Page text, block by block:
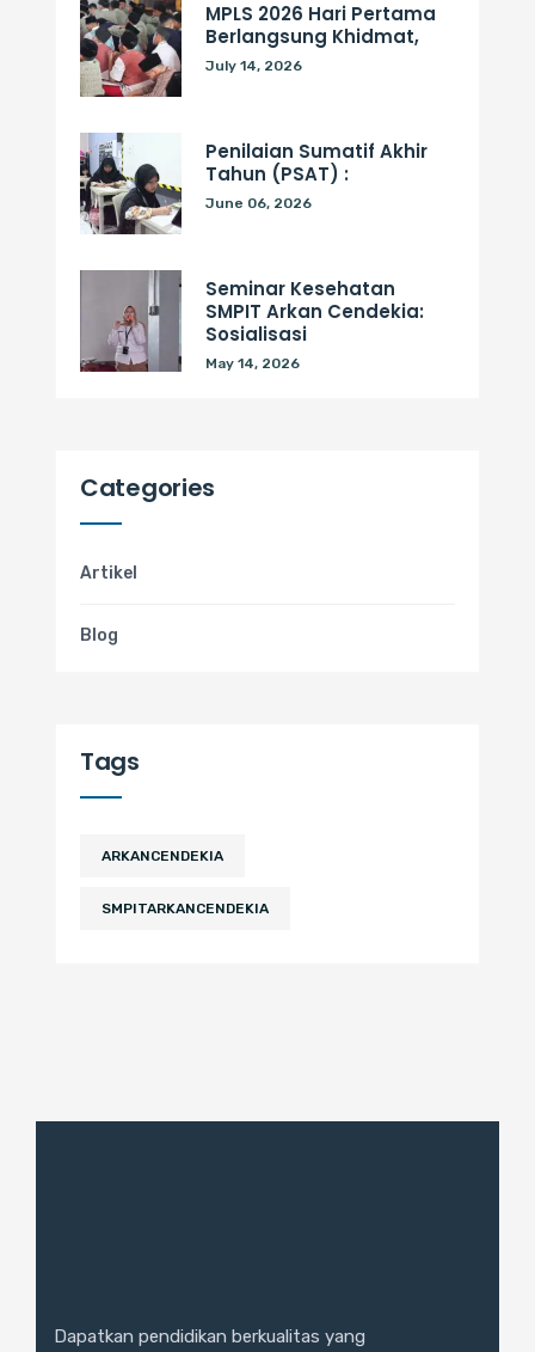
MPLS 2026 Hari Pertama
Berlangsung Khidmat,
July 14, 2026
Penilaian Sumatif Akhir
Tahun (PSAT) :
June 06, 2026
Seminar Kesehatan
SMPIT Arkan Cendekia:
Sosialisasi
May 14, 2026
Categories
Artikel
Blog
Tags
ARKANCENDEKIA
SMPITARKANCENDEKIA
Dapatkan pendidikan berkualitas yang